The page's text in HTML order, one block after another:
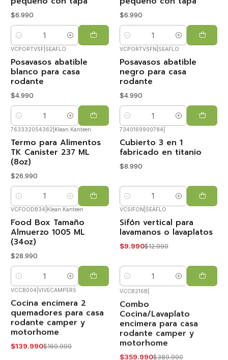
$6.990
Cantidad
$6.990
Cantidad
VCPORTVSF SEAFLO
Posavasos abatible
blanco para casa
rodante
$4.990
Cantidad
VCPORTVSFN SEAFLO
Posavasos abatible
negro para casa
rodante
$4.990
Cantidad
763332054362 Klean Kanteen
Termo para Alimentos
TK Canister 237 ML
(8oz)
$26.990
Cantidad
7340169900784
Cubierto 3 en 1
fabricado en titanio
$8.990
Cantidad
VCFOODB34 Klean Kanteen
Food Box Tamaño
Almuerzo 1005 ML
(34oz)
$28.990
Cantidad
-23%
OFF
VCSIFON SEAFLO
Sifón vertical para
lavamanos o lavaplatos
$9.990$12.990
Cantidad
-18%
OFF
Agotado
VCCB004 VIVECAMPERS
Cocina encimera 2
quemadores para casa
rodante camper y
motorhome
$139.990$169.990
-8%
OFF
Agotado
VCCB216B|
Combo
Cocina/Lavaplato
encimera para casa
rodante camper y
motorhome
$359.990$389.990